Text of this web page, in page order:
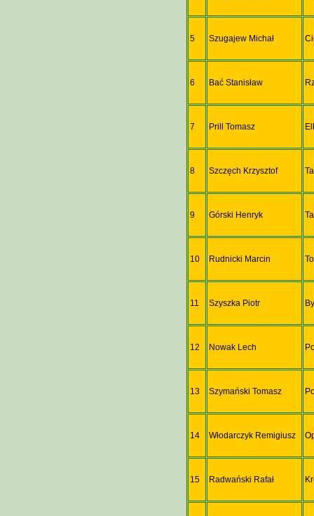
5 Szugajew Michał
6 Bać Stanisław
7 Prill Tomasz
8 Szczęch Krzysztof
9 Górski Henryk
10 Rudnicki Marcin
11 Szyszka Piotr
12 Nowak Lech
13 Szymański Tomasz
14 Włodarczyk Remigiusz
15 Radwański Rafał